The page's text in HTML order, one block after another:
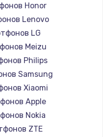
Honor
Lenovo
LG
Meizu
Philips
Samsung
Xiaomi
Apple
Nokia
ZTE